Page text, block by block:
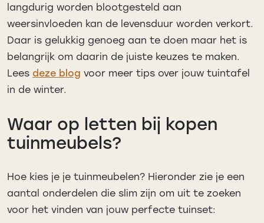
langdurig worden blootgesteld aan
weersinvloeden kan de levensduur worden verkort.
Daar is gelukkig genoeg aan te doen maar het is
belangrijk om daarin de juiste keuzes te maken.
Lees deze blog voor meer tips over jouw tuintafel
in de winter.
Waar op letten bij kopen
tuinmeubels?
Hoe kies je je tuinmeubelen? Hieronder zie je een
aantal onderdelen die slim zijn om uit te zoeken
voor het vinden van jouw perfecte tuinset: